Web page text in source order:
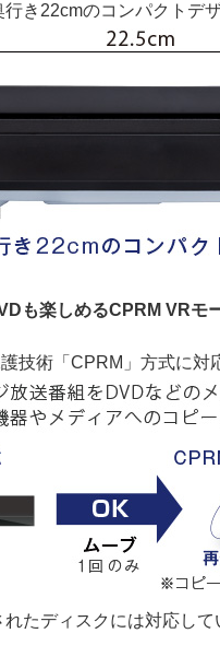
き22cmのコンパクトデ
も楽しめるCPRM VRモ
技術「CPRM」方式に
たディスクには対応して